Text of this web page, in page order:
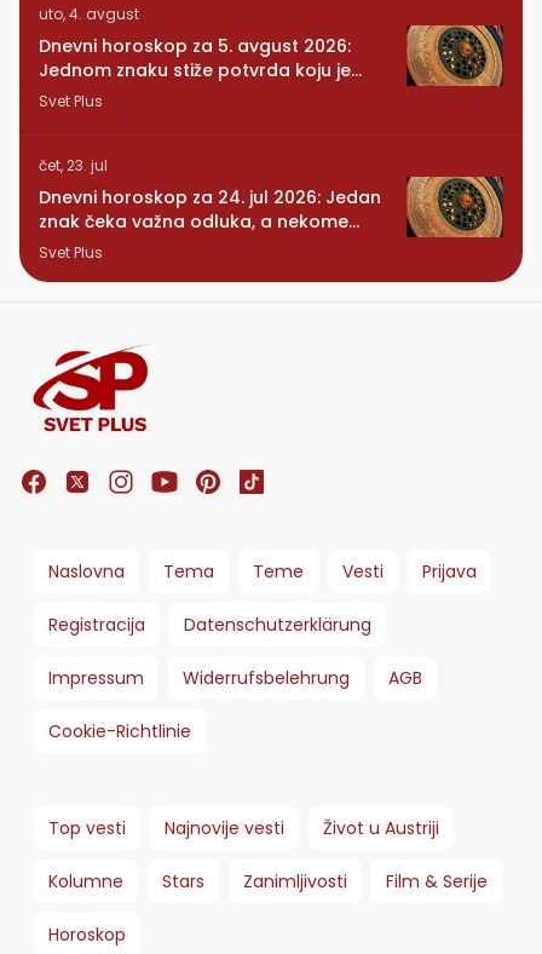
uto, 4. avgust
Dnevni horoskop za 5. avgust 2026:
Jednom znaku stiže potvrda koju je
dugo čekao
Svet Plus
čet, 23. jul
Dnevni horoskop za 24. jul 2026: Jedan
znak čeka važna odluka, a nekome
stiže iznenađenje
Svet Plus
Naslovna Tema Teme Vesti Prijava
Registracija Datenschutzerklärung
Impressum Widerrufsbelehrung AGB
Cookie-Richtlinie
Top vesti Najnovije vesti Život u Austriji
Kolumne Stars Zanimljivosti Film & Serije
Horoskop